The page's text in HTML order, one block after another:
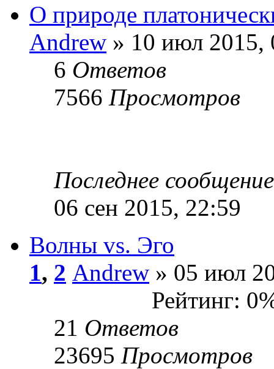
О природе
Andrew » 10 июл 2015,
6 Ответов
7566 Просмотров
Последнее
06 сен 2015, 22:59
Волны vs. Эго
1, 2 Andrew » 05 июл
Рейтинг:
21 Ответов
23695 Просмотров